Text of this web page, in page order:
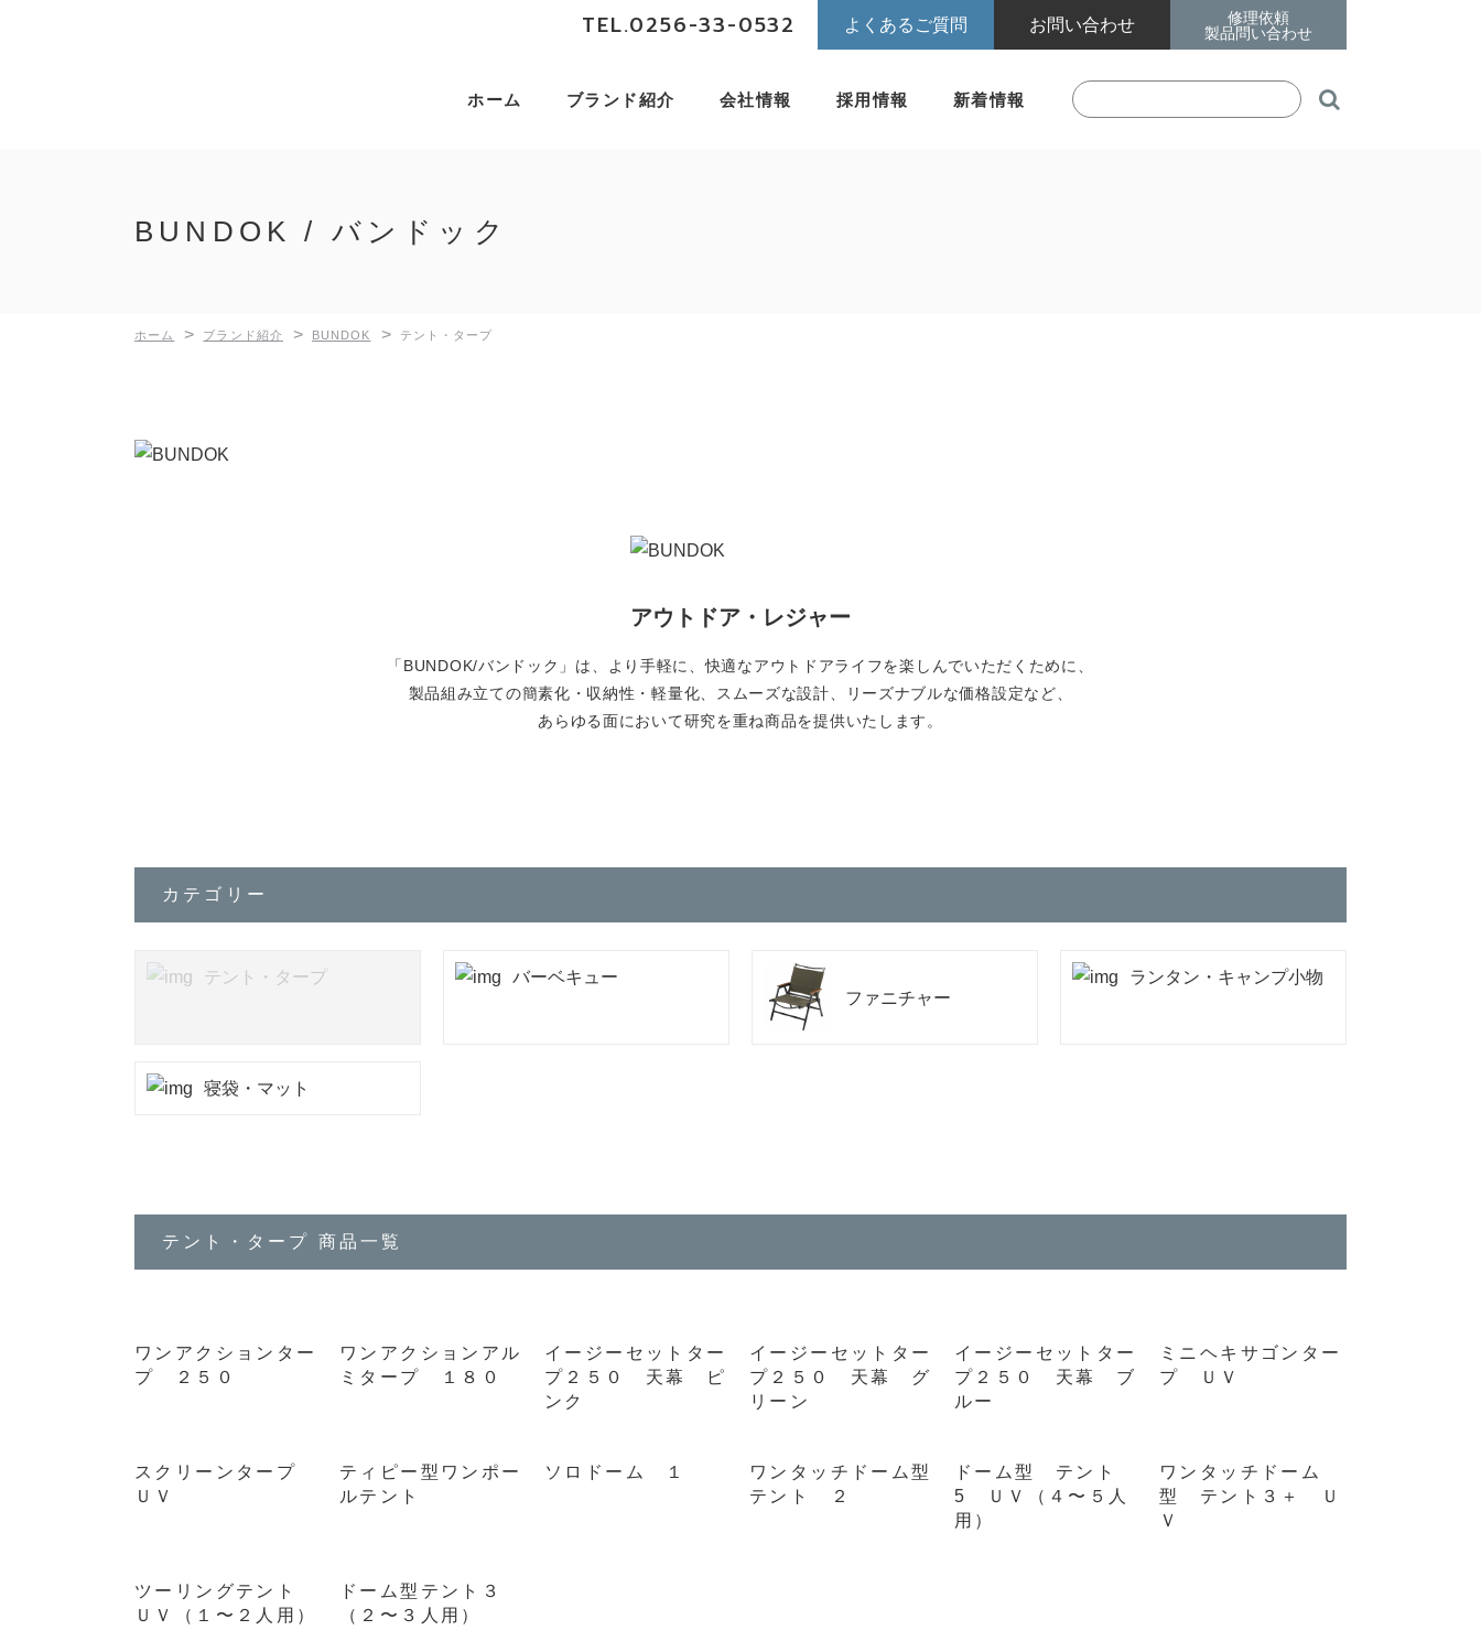
TEL.0256-33-0532 よくあるご質問 お問い合わせ
修理依頼
製品問い合わせ
ホーム ブランド紹介 会社情報 採用情報 新着情報 
BUNDOK / バンドック
ホーム > ブランド紹介 > BUNDOK > テント・タープ
アウトドア・レジャー
「BUNDOK/バンドック」は、より手軽に、快適なアウトドアライフを楽しんでいただくために、
製品組み立ての簡素化・収納性・軽量化、スムーズな設計、リーズナブルな価格設定など、
あらゆる面において研究を重ね商品を提供いたします。
カテゴリー
テント・タープ
バーベキュー
ファニチャー
ランタン・キャンプ小物
寝袋・マット
テント・タープ 商品一覧
ワンアクションター
プ ２５０
ワンアクションアル
ミタープ １８０
イージーセットター
プ２５０ 天幕 ピ
ンク
イージーセットター
プ２５０ 天幕 グ
リーン
イージーセットター
プ２５０ 天幕 ブ
ルー
ミニヘキサゴンター
プ ＵＶ
スクリーンタープ
ＵＶ
ティピー型ワンポー
ルテント
ソロドーム １
ワンタッチドーム型
テント ２
ドーム型 テント
5 ＵＶ（４〜５人
用）
ワンタッチドーム
型 テント３＋ Ｕ
Ｖ
ツーリングテント
ＵＶ（１〜２人用）
ドーム型テント３
（２〜３人用）